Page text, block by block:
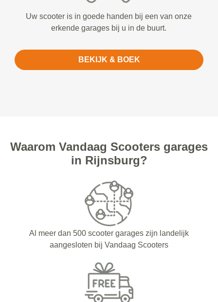
Uw scooter is in goede handen bij een van onze
erkende garages bij u in de buurt.
BEKIJK & BOEK
Waarom Vandaag Scooters garages
in Rijnsburg?
Al meer dan 500 scooter garages zijn landelijk
aangesloten bij Vandaag Scooters